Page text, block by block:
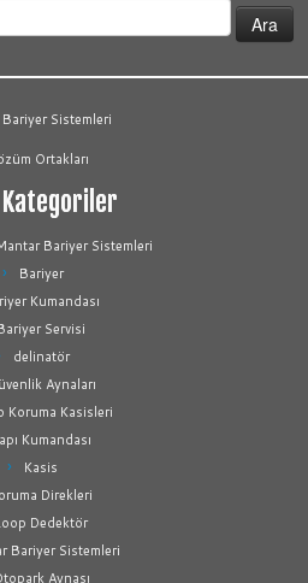
Sistemleri
Ortakları
Kategoriler
Bariyer Sistemleri
Bariyer
Kumandası
Servisi
delinatör
Aynaları
Koruma Kasisleri
Kumandası
Kasis
Direkleri
Dedektör
Bariyer Sistemleri
Aynası